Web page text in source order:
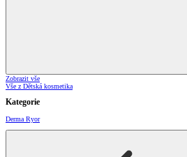
Zobrazit vše
Vše z Dětská kosmetika
Kategorie
Derma Ryor